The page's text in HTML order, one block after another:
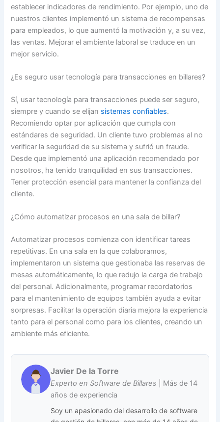
establecer indicadores de rendimiento. Por ejemplo, uno de
nuestros clientes implementó un sistema de recompensas
para empleados, lo que aumentó la motivación y, a su vez,
las ventas. Mejorar el ambiente laboral se traduce en un
mejor servicio.
¿Es seguro usar tecnología para transacciones en billares?
Sí, usar tecnología para transacciones puede ser seguro,
siempre y cuando se elijan sistemas confiables.
Recomiendo optar por aplicación que cumpla con
estándares de seguridad. Un cliente tuvo problemas al no
verificar la seguridad de su sistema y sufrió un fraude.
Desde que implementó una aplicación recomendado por
nosotros, ha tenido tranquilidad en sus transacciones.
Tener protección esencial para mantener la confianza del
cliente.
¿Cómo automatizar procesos en una sala de billar?
Automatizar procesos comienza con identificar tareas
repetitivas. En una sala en la que colaboramos,
implementaron un sistema que gestionaba las reservas de
mesas automáticamente, lo que redujo la carga de trabajo
del personal. Adicionalmente, programar recordatorios
para el mantenimiento de equipos también ayuda a evitar
sorpresas. Facilitar la operación diaria mejora la experiencia
tanto para el personal como para los clientes, creando un
ambiente más eficiente.
Javier De la Torre
Experto en Software de Billares | Más de 14
años de experiencia
Soy un apasionado del desarrollo de software